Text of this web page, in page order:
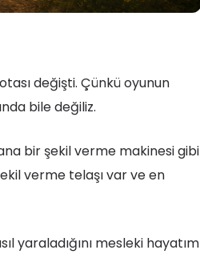
değişti. Çünkü oyunun
bile değiliz.
bir şekil verme makinesi gibi
verme telaşı var ve en
yaraladığını mesleki hayatım